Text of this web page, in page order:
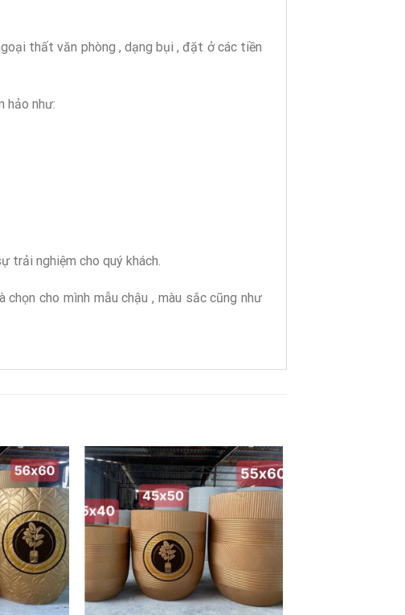
thất văn phòng , dạng bụi , đặt ở các tiền
hảo như:
trải nghiệm cho quý khách.
cho mình mẫu chậu , màu sắc cũng như